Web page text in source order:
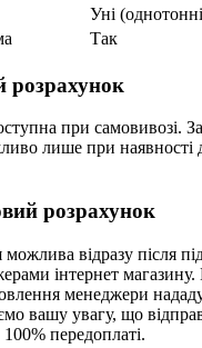
Уні
Так
розрахунок
при самовивозі.
лише при наявності
розрахунок
відразу після
інтернет магазину.
менеджери
вашу увагу, що
передоплаті.